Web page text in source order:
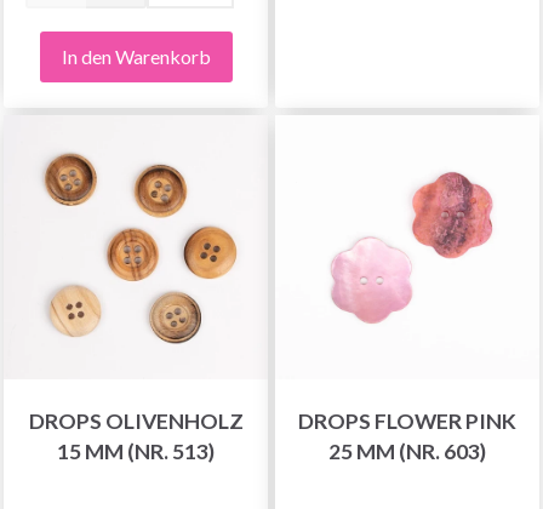
In den Warenkorb
DROPS OLIVENHOLZ
15 MM (NR. 513)
DROPS FLOWER PINK
25 MM (NR. 603)